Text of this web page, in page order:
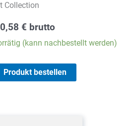
Collection
€ brutto
(kann nachbestellt werden)
Produkt bestellen